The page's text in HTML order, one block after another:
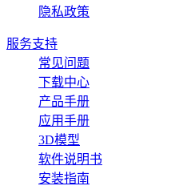
隐私政策
服务支持
常见问题
下载中心
产品手册
应用手册
3D模型
软件说明书
安装指南